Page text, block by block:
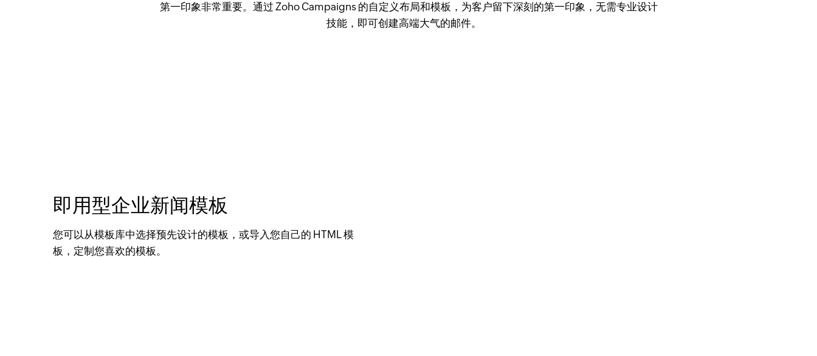
第一印象非常重要。通过 Zoho Campaigns 的自定义布局和模板，为客户留下深刻的第一印象，无需专业设计
技能，即可创建高端大气的邮件。
即用型企业新闻模板
您可以从模板库中选择预先设计的模板，或导入您自己的 HTML 模
板，定制您喜欢的模板。